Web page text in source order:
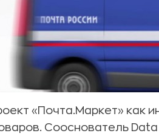
«Почта.Маркет» как
Сооснователь